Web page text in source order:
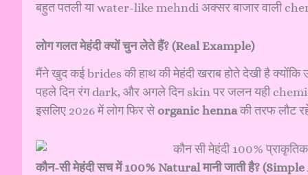
बहुत पतली या water-like mehndi अक्सर बाजार वाली
लोग गलत मेहंदी क्यों चुन लेते हैं? (Real Example)
मैंने खुद कई brides की हाथ की मेहंदी खराब होते देखी है
पहले दिन रंग dark, और अगले दिन skin पर जलन यही
इसलिए 2026 में लोग फिर सेorganic hennaकी तरफ लौट
कौन-सी मेहंदी सच में 100% Natural मानी जाती है?